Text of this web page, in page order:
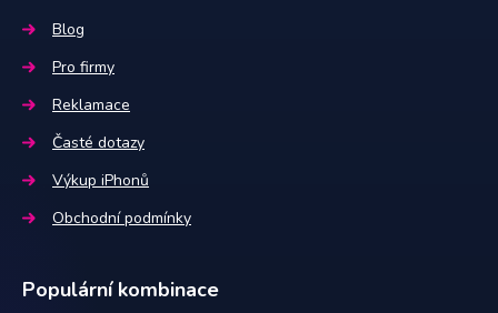
Blog
Pro firmy
Reklamace
Časté dotazy
Výkup iPhonů
Obchodní podmínky
Populární kombinace